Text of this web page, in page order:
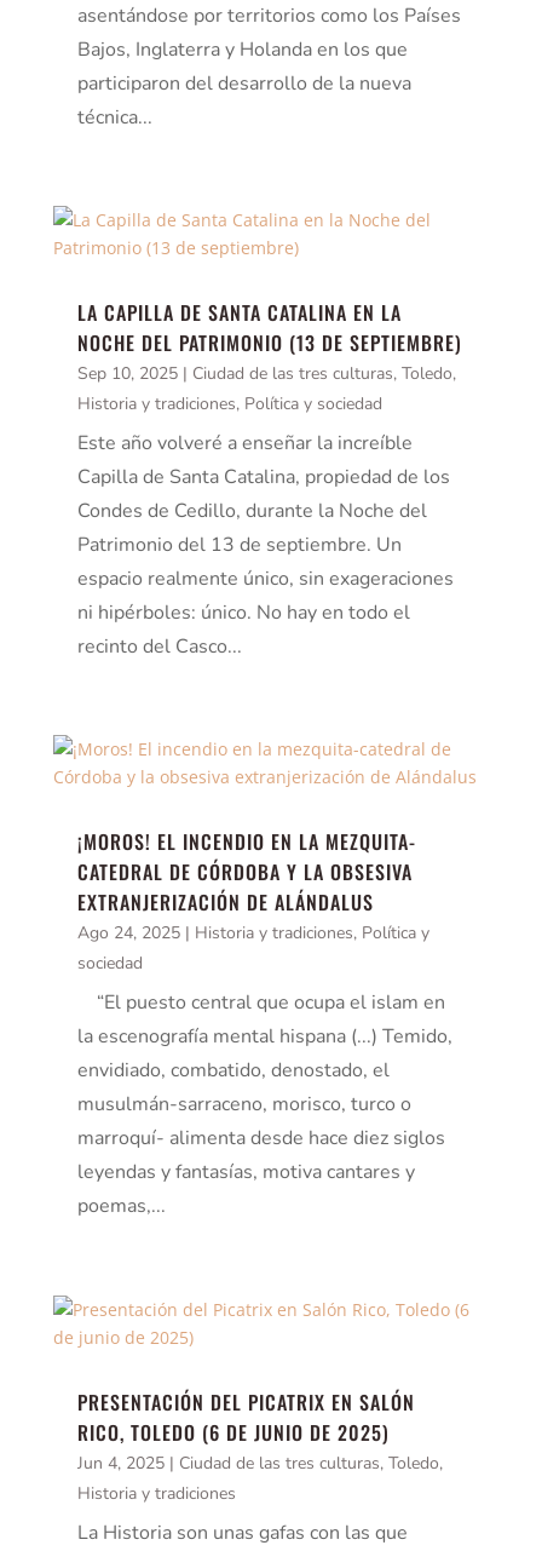
asentándose por territorios como los Países
Bajos, Inglaterra y Holanda en los que
participaron del desarrollo de la nueva
técnica...
LA CAPILLA DE SANTA CATALINA EN LA
NOCHE DEL PATRIMONIO (13 DE SEPTIEMBRE)
Sep 10, 2025| Ciudad de las tres culturas, Toledo,
Historia y tradiciones, Política y sociedad
Este año volveré a enseñar la increíble
Capilla de Santa Catalina, propiedad de los
Condes de Cedillo, durante la Noche del
Patrimonio del 13 de septiembre. Un
espacio realmente único, sin exageraciones
ni hipérboles: único. No hay en todo el
recinto del Casco...
¡MOROS! EL INCENDIO EN LA MEZQUITA-
CATEDRAL DE CÓRDOBA Y LA OBSESIVA
EXTRANJERIZACIÓN DE ALÁNDALUS
Ago 24, 2025| Historia y tradiciones, Política y
sociedad
“El puesto central que ocupa el islam en
la escenografía mental hispana (...) Temido,
envidiado, combatido, denostado, el
musulmán-sarraceno, morisco, turco o
marroquí- alimenta desde hace diez siglos
leyendas y fantasías, motiva cantares y
poemas,...
PRESENTACIÓN DEL PICATRIX EN SALÓN
RICO, TOLEDO (6 DE JUNIO DE 2025)
Jun 4, 2025| Ciudad de las tres culturas, Toledo,
Historia y tradiciones
La Historia son unas gafas con las que